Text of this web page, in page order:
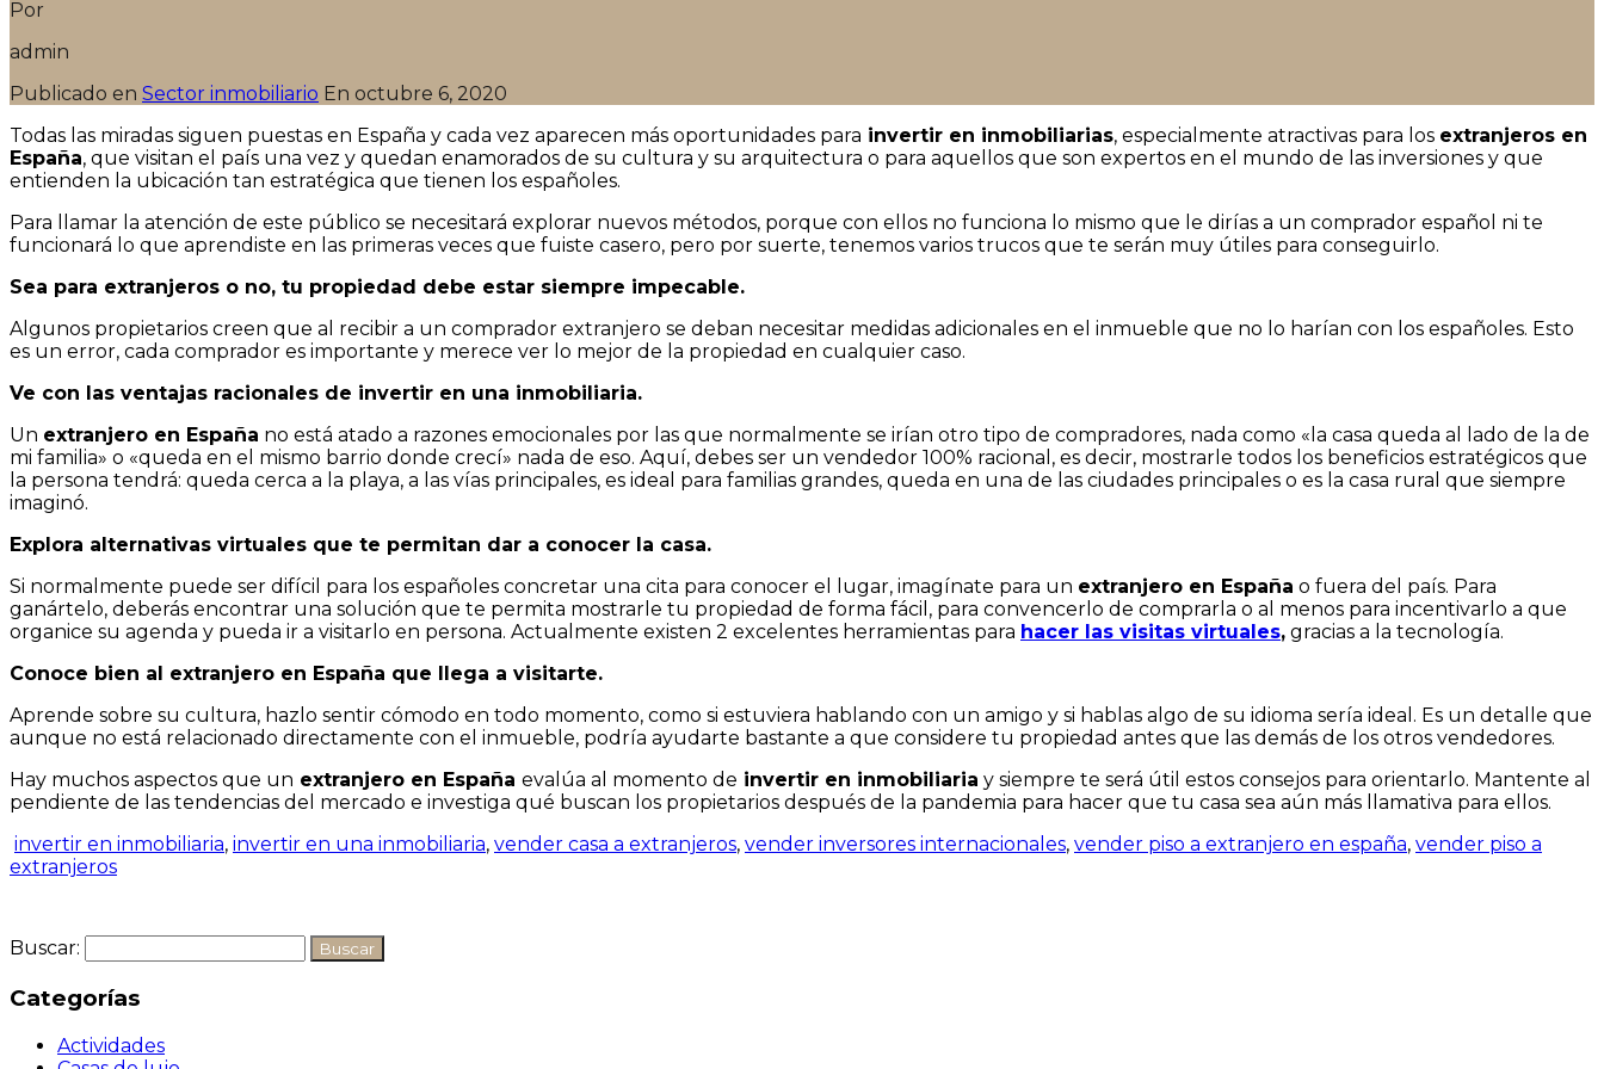
Por
admin
Publicado en Sector inmobiliario En octubre 6, 2020
Todas las miradas siguen puestas en España y cada vez aparecen más oportunidades para invertir en inmobiliarias, especialmente atractivas para los extranjeros en
España, que visitan el país una vez y quedan enamorados de su cultura y su arquitectura o para aquellos que son expertos en el mundo de las inversiones y que
entienden la ubicación tan estratégica que tienen los españoles.
Para llamar la atención de este público se necesitará explorar nuevos métodos, porque con ellos no funciona lo mismo que le dirías a un comprador español ni te
funcionará lo que aprendiste en las primeras veces que fuiste casero, pero por suerte, tenemos varios trucos que te serán muy útiles para conseguirlo.
Sea para extranjeros o no, tu propiedad debe estar siempre impecable.
Algunos propietarios creen que al recibir a un comprador extranjero se deban necesitar medidas adicionales en el inmueble que no lo harían con los españoles. Esto
es un error, cada comprador es importante y merece ver lo mejor de la propiedad en cualquier caso.
Ve con las ventajas racionales de invertir en una inmobiliaria.
Un extranjero en España no está atado a razones emocionales por las que normalmente se irían otro tipo de compradores, nada como «la casa queda al lado de la de
mi familia» o «queda en el mismo barrio donde crecí» nada de eso. Aquí, debes ser un vendedor 100% racional, es decir, mostrarle todos los beneficios estratégicos que
la persona tendrá: queda cerca a la playa, a las vías principales, es ideal para familias grandes, queda en una de las ciudades principales o es la casa rural que siempre
imaginó.
Explora alternativas virtuales que te permitan dar a conocer la casa.
Si normalmente puede ser difícil para los españoles concretar una cita para conocer el lugar, imagínate para un extranjero en España o fuera del país. Para
ganártelo, deberás encontrar una solución que te permita mostrarle tu propiedad de forma fácil, para convencerlo de comprarla o al menos para incentivarlo a que
organice su agenda y pueda ir a visitarlo en persona. Actualmente existen 2 excelentes herramientas para hacer las visitas virtuales, gracias a la tecnología.
Conoce bien al extranjero en España que llega a visitarte.
Aprende sobre su cultura, hazlo sentir cómodo en todo momento, como si estuviera hablando con un amigo y si hablas algo de su idioma sería ideal. Es un detalle que
aunque no está relacionado directamente con el inmueble, podría ayudarte bastante a que considere tu propiedad antes que las demás de los otros vendedores.
Hay muchos aspectos que un extranjero en España evalúa al momento de invertir en inmobiliaria y siempre te será útil estos consejos para orientarlo. Mantente al
pendiente de las tendencias del mercado e investiga qué buscan los propietarios después de la pandemia para hacer que tu casa sea aún más llamativa para ellos.
invertir en inmobiliaria, invertir en una inmobiliaria, vender casa a extranjeros, vender inversores internacionales, vender piso a extranjero en españa, vender piso a
extranjeros
Buscar:
Categorías
Actividades